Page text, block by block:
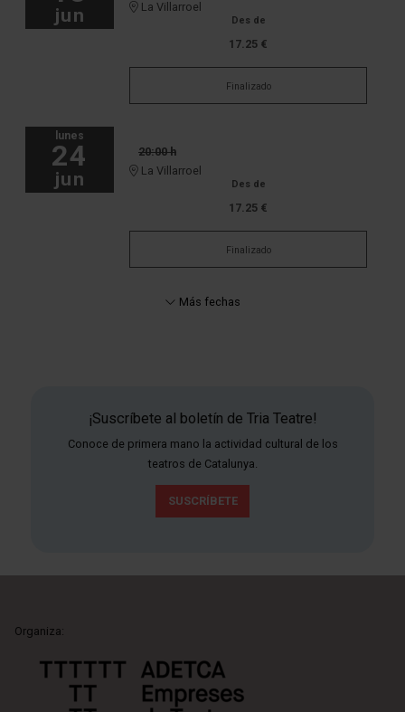
jun La Villarroel
Des de
17.25 €
Finalizado
lunes
24
jun
20:00 h
La Villarroel
Des de
17.25 €
Finalizado
Más fechas
¡Suscríbete al boletín de Tria Teatre!
Conoce de primera mano la actividad cultural de los
teatros de Catalunya.
SUSCRÍBETE
Organiza: